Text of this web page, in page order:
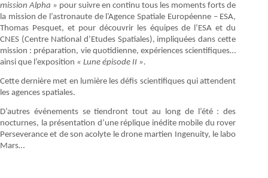
mission Alpha » pour suivre en continu tous les moments forts de
la mission de l’astronaute de l’Agence Spatiale Européenne – ESA,
Thomas Pesquet, et pour découvrir les équipes de l’ESA et du
CNES (Centre National d’Etudes Spatiales), impliquées dans cette
mission : préparation, vie quotidienne, expériences scientifiques…
ainsi que l’exposition « Lune épisode II ».
Cette dernière met en lumière les défis scientifiques qui attendent
les agences spatiales.
D’autres événements se tiendront tout au long de l’été : des
nocturnes, la présentation d’une réplique inédite mobile du rover
Perseverance et de son acolyte le drone martien Ingenuity, le labo
Mars…